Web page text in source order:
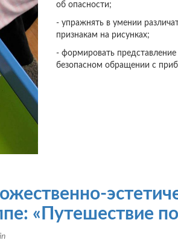
об опасности;
- упражнять в умении
признакам на рисунках;
- формировать
безопасном обращении с
«Путешествие